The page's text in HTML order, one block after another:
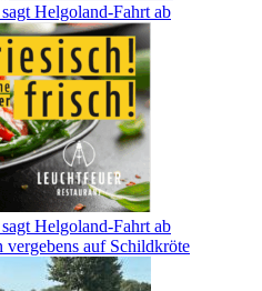
Helgoland-Fahrt ab
Helgoland-Fahrt ab
auf Schildkröte